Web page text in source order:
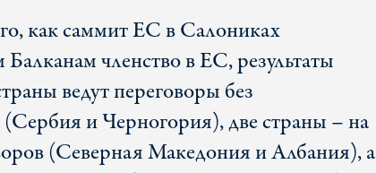
как саммит ЕС в Салониках
членство в ЕС, результаты
ведут переговоры без
(Сербия и Черногория), две страны – на
(Северная Македония и Албания), а